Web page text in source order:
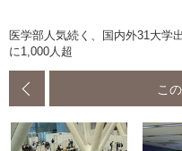
医学部人気続く、国内外31大学
に1,000人超
こ